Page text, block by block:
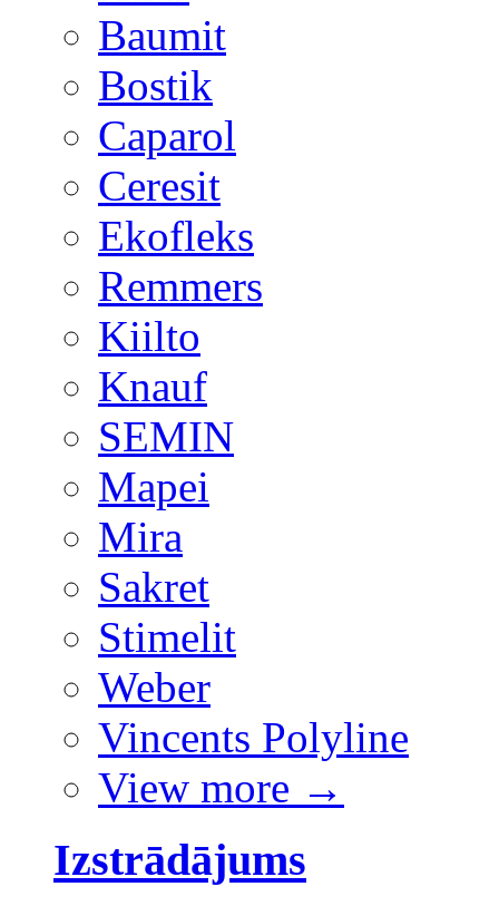
Baumit
Bostik
Caparol
Ceresit
Ekofleks
Remmers
Kiilto
Knauf
SEMIN
Mapei
Mira
Sakret
Stimelit
Weber
Vincents Polyline
View more →
Izstrādājums